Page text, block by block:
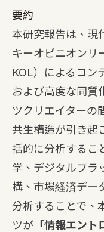
要約
本研究報告は、現
キーオピニオンリ
KOL）によるコン
および高度な同質
ツクリエイターの
共生構造が引き起
括的に分析するこ
学、デジタルプラ
構、市場経済デー
分析することで、
ツが 「情報エン